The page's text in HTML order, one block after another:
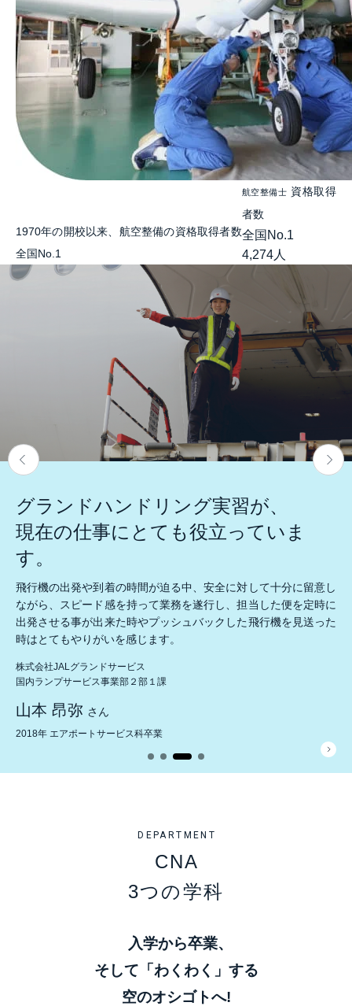
1970年の開校以来、航空整備の資格取得者数
全国No.1
航空整備士 資格取得
者数
全国No.1
4,274人
グランドハンドリング実習が、
現在の仕事にとても役立っていま
す。
飛行機の出発や到着の時間が迫る中、安全に対して十分に留意し
ながら、スピード感を持って業務を遂行し、担当した便を定時に
出発させる事が出来た時やプッシュバックした飛行機を見送った
時はとてもやりがいを感じます。
株式会社JALグランドサービス
国内ランプサービス事業部２部１課
山本 昂弥 さん
2018年 エアポートサービス科卒業
DEPARTMENT
CNA
3つの学科
入学から卒業、
そして「わくわく」する
空のオシゴトへ!